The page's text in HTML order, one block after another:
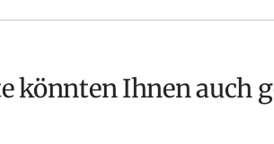
könnten Ihnen auch